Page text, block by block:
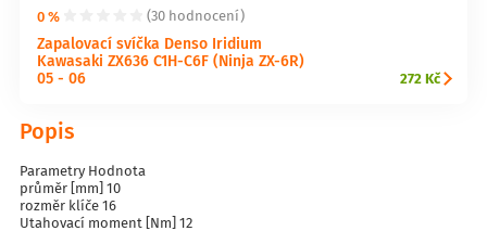
0 % (30 hodnocení)
Zapalovací svíčka Denso Iridium
Kawasaki ZX636 C1H-C6F (Ninja ZX-6R)
05 - 06 272 Kč
Popis
Parametry Hodnota
průměr [mm] 10
rozměr klíče 16
Utahovací moment [Nm] 12